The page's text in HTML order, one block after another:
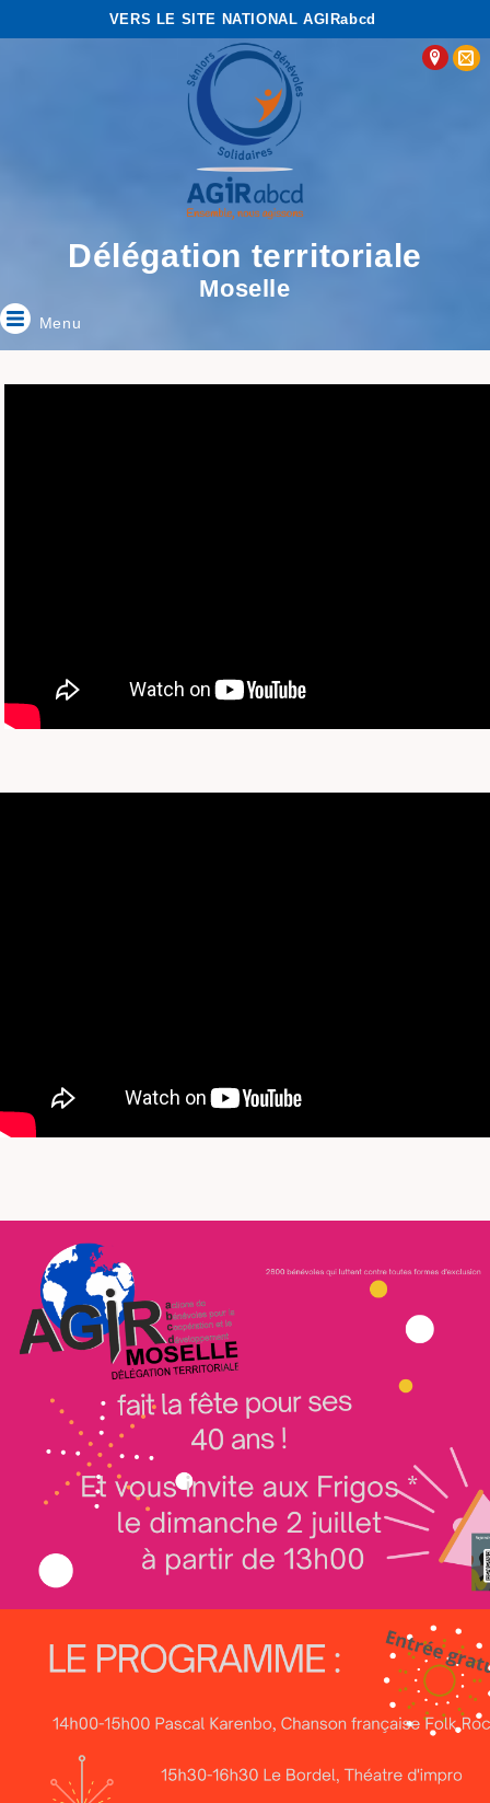
VERS LE SITE NATIONAL AGIRabcd
Délégation territoriale
Moselle
Menu